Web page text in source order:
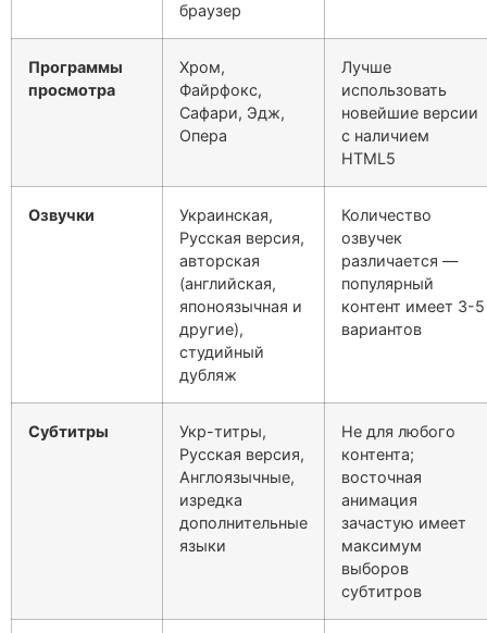
браузер
Программы
просмотра
Хром,
Файрфокс,
Сафари, Эдж,
Опера
Лучше
использовать
новейшие версии
с наличием
HTML5
Озвучки
Украинская,
Русская версия,
авторская
(английская,
японоязычная и
другие),
студийный
дубляж
Количество
озвучек
различается —
популярный
контент имеет 3-5
вариантов
Субтитры
Укр-титры,
Русская версия,
Англоязычные,
изредка
дополнительные
языки
Не для любого
контента;
восточная
анимация
зачастую имеет
максимум
выборов
субтитров